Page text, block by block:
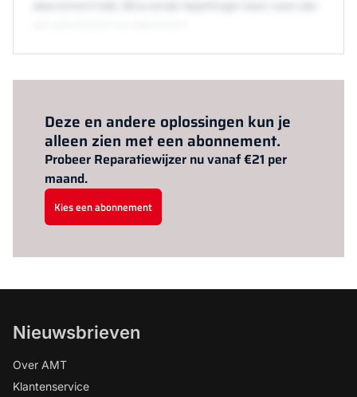
Deze en andere oplossingen kun je
alleen zien met een abonnement.
Probeer Reparatiewijzer nu vanaf €21 per
maand.
Kies een abonnement
Nieuwsbrieven
Over AMT
Klantenservice